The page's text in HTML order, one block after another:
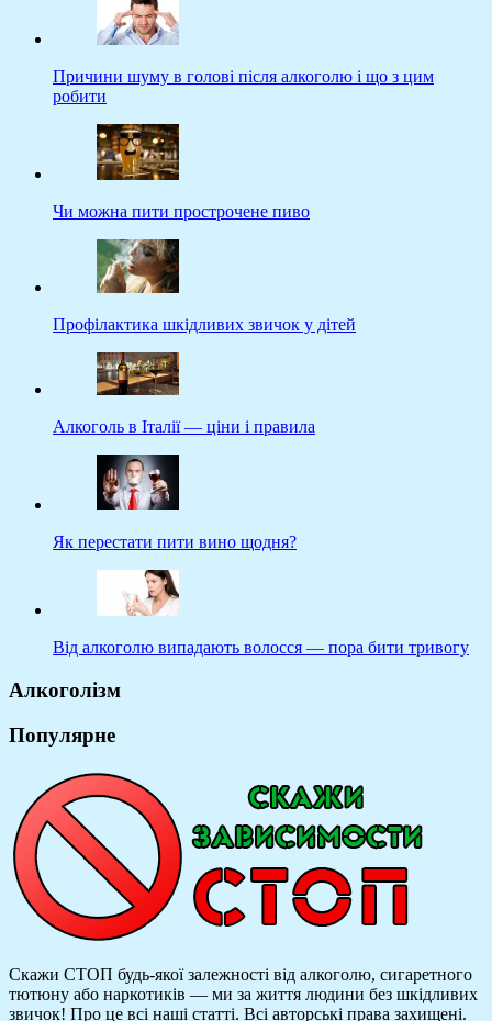
Причини шуму в голові після алкоголю і що з цим
робити
Чи можна пити прострочене пиво
Профілактика шкідливих звичок у дітей
Алкоголь в Італії — ціни і правила
Як перестати пити вино щодня?
Від алкоголю випадають волосся — пора бити тривогу
Алкоголізм
Популярне
Скажи СТОП будь-якої залежності від алкоголю, сигаретного
тютюну або наркотиків — ми за життя людини без шкідливих
звичок! Про це всі наші статті. Всі авторські права захищені.